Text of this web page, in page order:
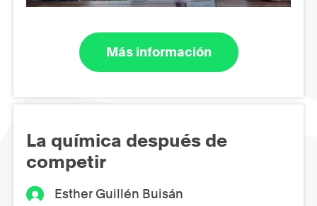
Más información
La química después de
competir
Esther Guillén Buisán